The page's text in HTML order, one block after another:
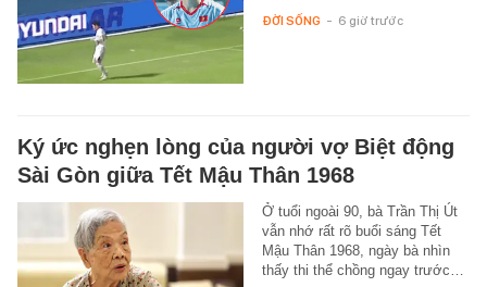
ĐỜI SỐNG - 6 giờ trước
Ký ức nghẹn lòng của người vợ Biệt động
Sài Gòn giữa Tết Mậu Thân 1968
Ở tuổi ngoài 90, bà Trần Thị Út
vẫn nhớ rất rõ buổi sáng Tết
Mậu Thân 1968, ngày bà nhìn
thấy thi thể chồng ngay trước…